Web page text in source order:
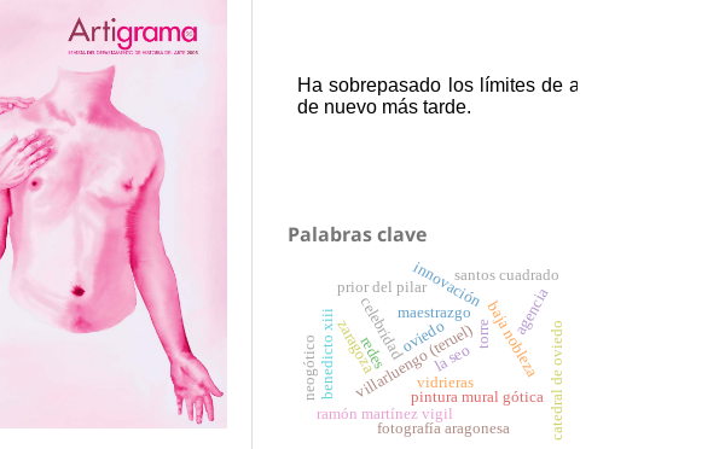
Palabras clave
villarluengo (teruel)
maestrazgo
pintura mural gótica
torrebaja nobleza
agencia
celebridad
innovación
redes oviedo catedral de oviedo
vidrieras
ramón martínez vigil
santos cuadrado
prior del pilar
zaragoza
fotografía aragonesa
benedicto xiii la seo
neogótico